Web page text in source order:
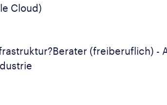
Cloud)
(freiberuflich) -